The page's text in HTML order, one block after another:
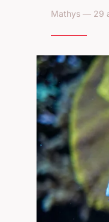
Mathys — 29